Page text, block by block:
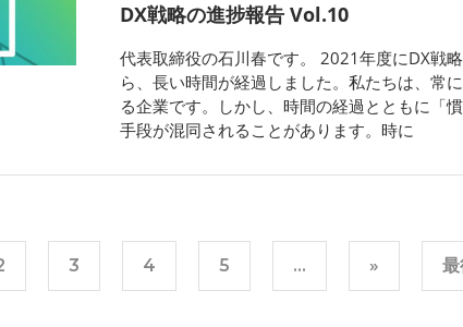
DX戦略の進捗報告 Vol.10
代表取締役の石川春です。 2021年度にDX戦
ら、長い時間が経過しました。私たちは、常
る企業です。しかし、時間の経過とともに「
手段が混同されることがあります。時に
3 4 5 ... » 最